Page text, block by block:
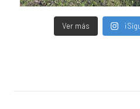
Ver más